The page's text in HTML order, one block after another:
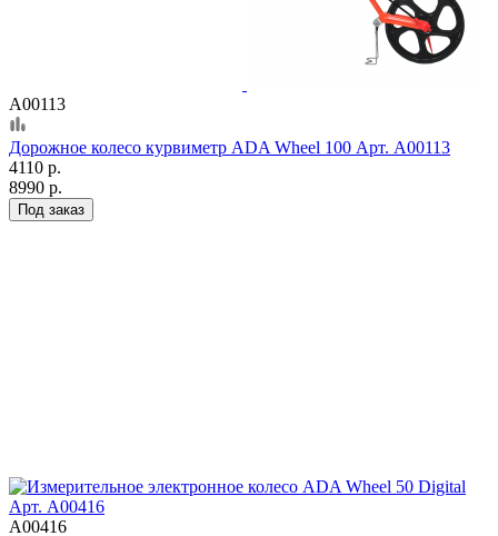
А00113
Дорожное колесо курвиметр ADA Wheel 100 Арт. А00113
4110 р.
8990 р.
Под заказ
А00416